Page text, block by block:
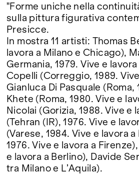
"Forme uniche nella
sulla pittura figurativa
Presicce.
In mostra 11 artisti: Thomas
lavora a Milano e Chicago),
Germania, 1979. Vive e
Copelli (Correggio, 1989.
Gianluca Di Pasquale (Roma,
Khete (Roma, 1980. Vive e
Nicolai (Gorizia, 1988. Vive e
(Tehran (IR), 1976. Vive e
(Varese, 1984. Vive e lavora
1976. Vive e lavora a
e lavora a Berlino), Davide
tra Milano e L’Aquila).